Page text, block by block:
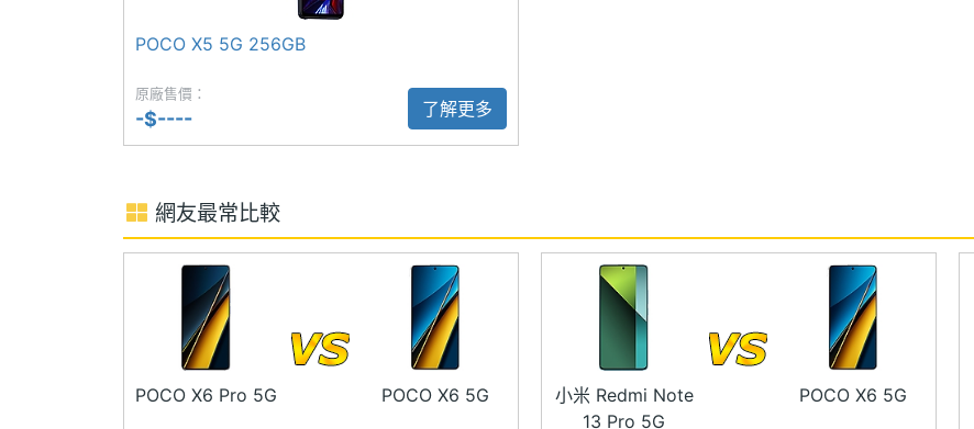
◎ 光學螢幕下指紋辨識、臉部辨識
◎ 配備 5,100mAh 電量
◎ IP54 防塵防水等級
◎ 3.5mm 耳機孔
※本文為 SOGI 手機王版權所有，未經授權不得轉載使用※
主螢幕耐用性 Gorilla Glass Victus
主螢幕觸控
主螢幕觸控採樣
率
相機規格
POCO X5 5G 256GB
原廠售價：
-$---- 了解更多
網友最常比較
POCO X6 Pro 5G POCO X6 5G
小米 Redmi Note
13 Pro 5G
POCO X6 5G